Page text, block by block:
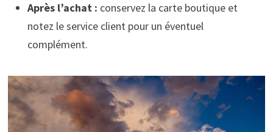
Après l’achat : conservez la carte boutique et
notez le service client pour un éventuel
complément.